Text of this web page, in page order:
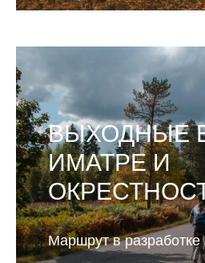
ВЫХОДНЫЕ
ИМАТРЕ И
Маршрут в разработке